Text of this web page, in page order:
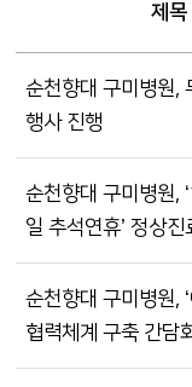
제목
순천향대 구미병원,
행사 진행
순천향대 구미병원
일 추석연휴’ 정상진
순천향대 구미병원,
협력체계 구축 간담